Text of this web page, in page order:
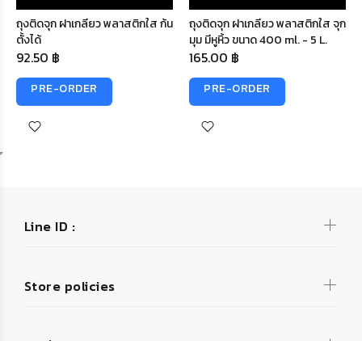
ถุงติดจุก ฝาเกลียว พลาสติกใส ก้น
ตั้งได้
92.50 ฿
PRE-ORDER
ถุงติดจุก ฝาเกลียว พลาสติกใส จุก
มุม มีหูหิ้ว ขนาด 400 ml. - 5 L.
165.00 ฿
PRE-ORDER
Line ID :
Store policies